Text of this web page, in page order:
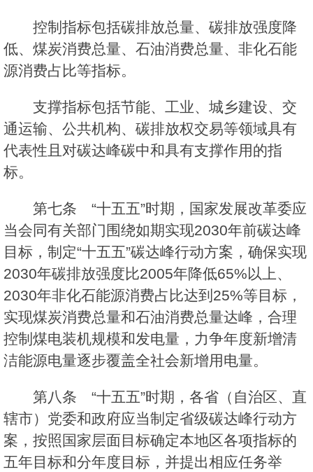
控制指标包括碳排放总量、碳排放强度降
低、煤炭消费总量、石油消费总量、非化石能
源消费占比等指标。
支撑指标包括节能、工业、城乡建设、交
通运输、公共机构、碳排放权交易等领域具有
代表性且对碳达峰碳中和具有支撑作用的指
标。
第七条 “十五五”时期，国家发展改革委应
当会同有关部门围绕如期实现2030年前碳达峰
目标，制定“十五五”碳达峰行动方案，确保实现
2030年碳排放强度比2005年降低65%以上、
2030年非化石能源消费占比达到25%等目标，
实现煤炭消费总量和石油消费总量达峰，合理
控制煤电装机规模和发电量，力争年度新增清
洁能源电量逐步覆盖全社会新增用电量。
第八条 “十五五”时期，各省（自治区、直
辖市）党委和政府应当制定省级碳达峰行动方
案，按照国家层面目标确定本地区各项指标的
五年目标和分年度目标，并提出相应任务举